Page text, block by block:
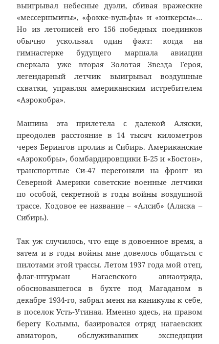
выигрывал небесные дуэли, сбивая вражеские
«мессершмиты», «фокке-вульфы» и «юнкерсы»…
Но из летописей его 156 победных поединков
обычно ускользал один факт: когда на
гимнастерке будущего маршала авиации
сверкала уже вторая Золотая Звезда Героя,
легендарный летчик выигрывал воздушные
схватки, управляя американским истребителем
«Аэрокобра».
Машина эта прилетела с далекой Аляски,
преодолев расстояние в 14 тысяч километров
через Берингов пролив и Сибирь. Американские
«Аэрокобры», бомбардировщики Б-25 и «Бостон»,
транспортные Си-47 перегоняли на фронт из
Северной Америки советские военные летчики
по особой, секретной в годы войны воздушной
трассе. Кодовое ее название – «Алсиб» (Аляска –
Сибирь).
Так уж случилось, что еще в довоенное время, а
затем и в годы войны мне довелось общаться с
пилотами этой трассы. Летом 1937 года мой отец,
флаг-штурман Нагаевского авиаотряда,
обосновавшегося в бухте под Магаданом в
декабре 1934-го, забрал меня на каникулы к себе,
в поселок Усть-Утиная. Именно здесь, на правом
берегу Колымы, базировался отряд нагаевских
авиаторов, обслуживавших экспедиции